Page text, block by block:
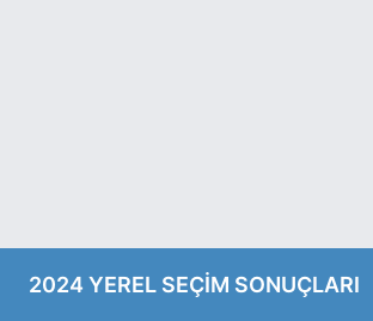
2024 YEREL SEÇİM SONUÇLARI